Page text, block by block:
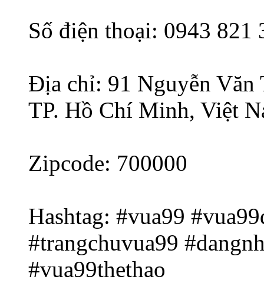
Số điện thoại: 0943 821
Địa chỉ: 91 Nguyễn Văn
TP. Hồ Chí Minh, Việt
Zipcode: 700000
Hashtag: #vua99
#trangchuvua99
#vua99thethao